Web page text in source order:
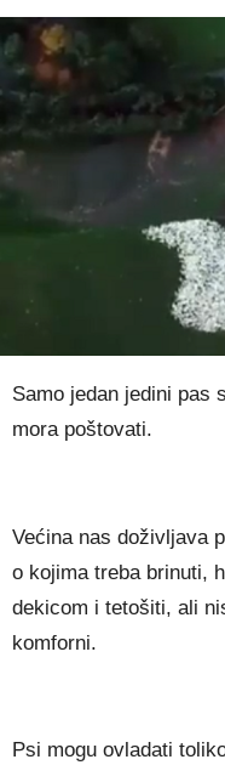
Samo jedan jedini pas
mora poštovati.
Većina nas doživljava
o kojima treba brinuti,
dekicom i tetošiti, ali
komforni.
Psi mogu ovladati